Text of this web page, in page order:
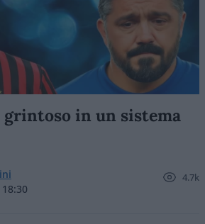
grintoso in un sistema
4.7k